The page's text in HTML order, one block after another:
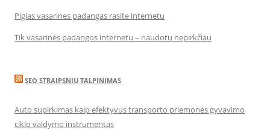
Pigias vasarines padangas rasite internetu
Tik vasarinės padangos internetu – naudotų nepirkčiau
SEO STRAIPSNIU TALPINIMAS
Auto supirkimas kaip efektyvus transporto priemonės gyvavimo
ciklo valdymo instrumentas